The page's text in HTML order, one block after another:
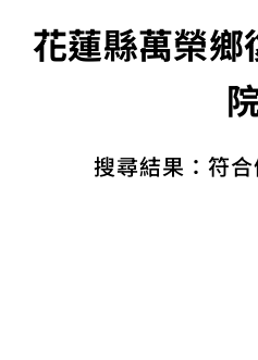
花蓮縣萬榮鄉
搜尋結果：符